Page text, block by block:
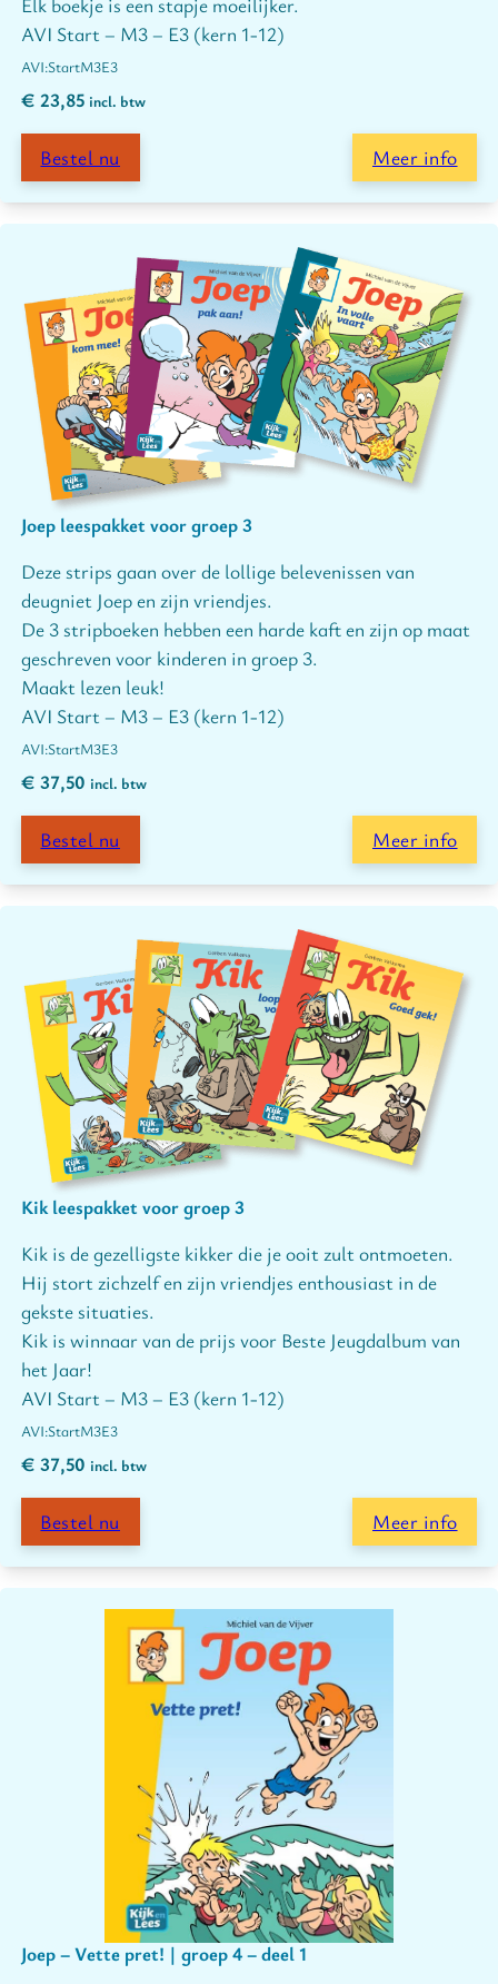
AVI Start – M3 – E3 (kern 1-12)
StartM3E3
€ 23,85 incl. btw
Bestel nu Meer info
Joep leespakket voor groep 3
Deze strips gaan over de lollige belevenissen van
deugniet Joep en zijn vriendjes.
De 3 stripboeken hebben een harde kaft en zijn op maat
geschreven voor kinderen in groep 3.
Maakt lezen leuk!
AVI Start – M3 – E3 (kern 1-12)
StartM3E3
€ 37,50 incl. btw
Bestel nu Meer info
Kik leespakket voor groep 3
Kik is de gezelligste kikker die je ooit zult ontmoeten.
Hij stort zichzelf en zijn vriendjes enthousiast in de
gekste situaties.
Kik is winnaar van de prijs voor Beste Jeugdalbum van
het Jaar!
AVI Start – M3 – E3 (kern 1-12)
StartM3E3
€ 37,50 incl. btw
Bestel nu Meer info
Joep – Vette pret! | groep 4 – deel 1